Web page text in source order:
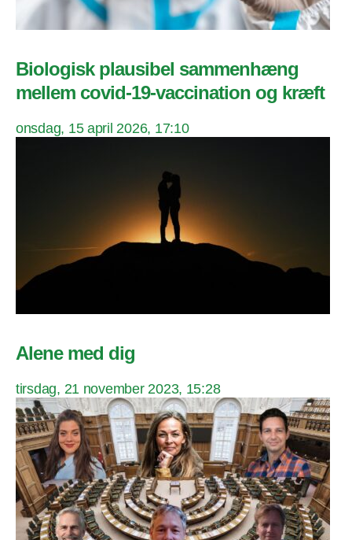
Biologisk plausibel sammenhæng
mellem covid-19-vaccination og kræft
onsdag, 15 april 2026, 17:10
Alene med dig
tirsdag, 21 november 2023, 15:28